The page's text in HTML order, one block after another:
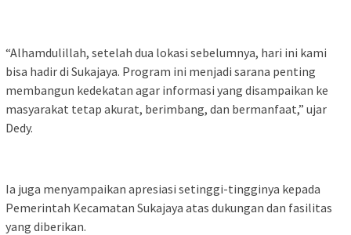
“Alhamdulillah, setelah dua lokasi sebelumnya, hari ini kami
bisa hadir di Sukajaya. Program ini menjadi sarana penting
membangun kedekatan agar informasi yang disampaikan ke
masyarakat tetap akurat, berimbang, dan bermanfaat,” ujar
Dedy.
Ia juga menyampaikan apresiasi setinggi-tingginya kepada
Pemerintah Kecamatan Sukajaya atas dukungan dan fasilitas
yang diberikan.